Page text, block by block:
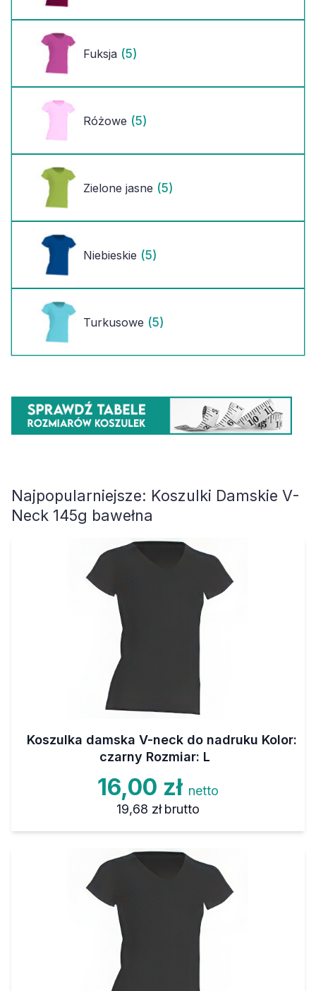
Fuksja (5)
Różowe (5)
Zielone jasne (5)
Niebieskie (5)
Turkusowe (5)
Najpopularniejsze: Koszulki Damskie V-
Neck 145g bawełna
Koszulka damska V-neck do nadruku Kolor:
czarny Rozmiar: L
16,00 zł netto
19,68 zł brutto